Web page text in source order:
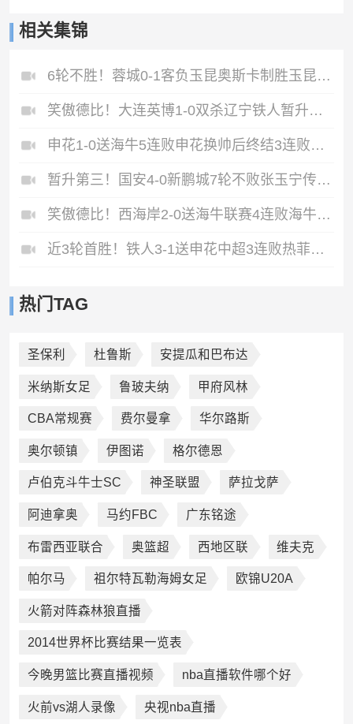
相关集锦
6轮不胜！蓉城0-1客负玉昆奥斯卡制胜玉昆暂第三蓉城全场1射正
笑傲德比！大连英博1-0双杀辽宁铁人暂升第2斯坦丘远射制胜
申花1-0送海牛5连败申花换帅后终结3连败阿苏埃助攻徐皓阳制胜
暂升第三！国安4-0新鹏城7轮不败张玉宁传射达万双响法比奥破门
笑傲德比！西海岸2-0送海牛联赛4连败海牛仍垫底西海岸升至第二
近3轮首胜！铁人3-1送申花中超3连败热菲尼奥双响邦本宜裕传射
热门TAG
圣保利 杜鲁斯 安提瓜和巴布达
米纳斯女足 鲁玻夫纳 甲府风林
CBA常规赛 费尔曼拿 华尔路斯
奥尔顿镇 伊图诺 格尔德恩
卢伯克斗牛士SC 神圣联盟 萨拉戈萨
阿迪拿奥 马约FBC 广东铭途
布雷西亚联合 奥篮超 西地区联 维夫克
帕尔马 祖尔特瓦勒海姆女足 欧锦U20A
火箭对阵森林狼直播
2014世界杯比赛结果一览表
今晚男篮比赛直播视频 nba直播软件哪个好
火前vs湖人录像 央视nba直播